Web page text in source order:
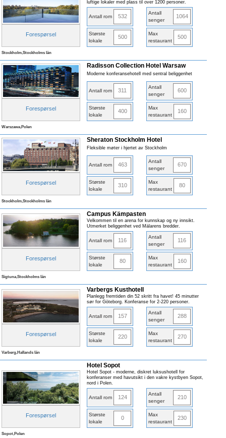
Forespørsel
luftige lokaler med plass til over 1200 personer.
Antall rom 532
Antall
senger
1064
Største
lokale
500
Max
restaurant
500
Stockholm,Stockholms län
Forespørsel
Radisson Collection Hotel Warsaw
Moderne konferansehotell med sentral beliggenhet
Antall rom 311
Antall
senger
600
Største
lokale
400
Max
restaurant
160
Warszawa,Polen
Forespørsel
Sheraton Stockholm Hotel
Fleksible møter i hjertet av Stockholm
Antall rom 463
Antall
senger
670
Største
lokale
310
Max
restaurant
80
Stockholm,Stockholms län
Forespørsel
Campus Kämpasten
Velkommen til en arena for kunnskap og ny innsikt.
Utmerket beliggenhet ved Mälarens bredder.
Antall rom 116
Antall
senger
116
Største
lokale
80
Max
restaurant
160
Sigtuna,Stockholms län
Forespørsel
Varbergs Kusthotell
Planlegg fremtiden din 52 skritt fra havet! 45 minutter
sør for Göteborg. Konferanse for 2-220 personer.
Antall rom 157
Antall
senger
288
Største
lokale
220
Max
restaurant
270
Varberg,Hallands län
Forespørsel
Hotel Sopot
Hotel Sopot - moderne, diskret luksushotell for
konferanser med havutsikt i den vakre kystbyen Sopot,
nord i Polen.
Antall rom 124
Antall
senger
210
Største
lokale
0
Max
restaurant
230
Sopot,Polen